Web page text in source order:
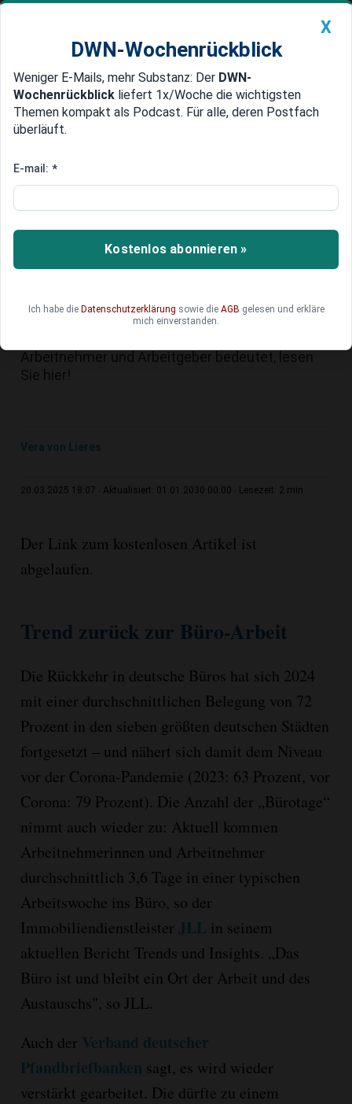
Der Link zum kostenlosen Artikel ist
abgelaufen.
Newsticker MEIN DWN: Geldanlage Premium
Edelmetalle DWN-Magazin China
Comeback des Büros: Vom
Seit der Corona-Pandemie hat sich das
Homeoffice in vielen deutschen Unternehmen
etabliert. Seit 2023 setzen viele Firmen auf ein
mobilem Arbeiten zuhause und in der Firma. Doch
nun kommt offenbar die Trendwende: Bringt
Arbeitnehmer und Arbeitgeber bedeutet, lesen
Sie hier!
Vera von Lieres
20.03.2025 18:07 Aktualisiert: 01.01.2030 00:00 Lesezeit: 2 min
Der Link zum kostenlosen Artikel ist
abgelaufen.
Trend zurück zur Büro-Arbeit
Die Rückkehr in deutsche Büros hat sich 2024
mit einer durchschnittlichen Belegung von 72
Prozent in den sieben größten deutschen Städten
fortgesetzt – und nähert sich damit dem Niveau
vor der Corona-Pandemie (2023: 63 Prozent, vor
Corona: 79 Prozent). Die Anzahl der „Bürotage“
nimmt auch wieder zu: Aktuell kommen
Arbeitnehmerinnen und Arbeitnehmer
durchschnittlich 3,6 Tage in einer typischen
Arbeitswoche ins Büro, so der
Immobiliendienstleister JLL in seinem
aktuellen Bericht Trends und Insights. „Das
Büro ist und bleibt ein Ort der Arbeit und des
Austauschs", so JLL.
Auch der Verband deutscher
Pfandbriefbanken sagt, es wird wieder
verstärkt gearbeitet. Die dürfte zu einem
X
DWN-Wochenrückblick
Weniger E-Mails, mehr Substanz: Der DWN-
Wochenrückblick liefert 1x/Woche die wichtigsten
Themen kompakt als Podcast. Für alle, deren Postfach
überläuft.
E-mail: *
Kostenlos abonnieren »
Ich habe die Datenschutzerklärung sowie die AGB gelesen und erkläre
mich einverstanden.